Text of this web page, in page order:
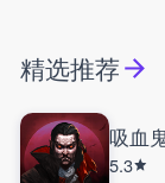
精选推荐
吸血
5.3